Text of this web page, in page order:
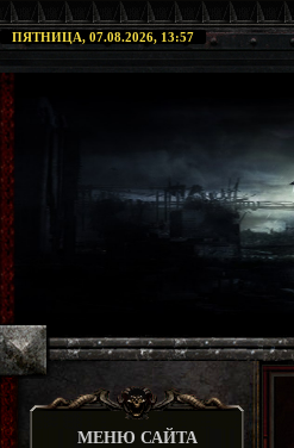
ПЯТНИЦА, 07.08.2026, 13:57
МЕНЮ САЙТА